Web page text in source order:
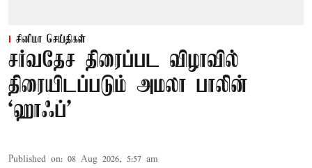
சினிமா செய்திகள்
சர்வதேச திரைப்பட விழாவில்
திரையிடப்படும் அமலா பாலின்
‘ஹாஃப்’
Published on: 08 Aug 2026, 5:57 am